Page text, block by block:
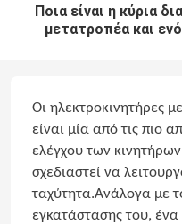
Ποια είναι η κύρια
μετατροπέα και
Οι ηλεκτροκινητήρες
είναι μία από τις πιο
ελέγχου των
σχεδιαστεί να
ταχύτητα.Ανάλογα με
εγκατάστασης του, ένα